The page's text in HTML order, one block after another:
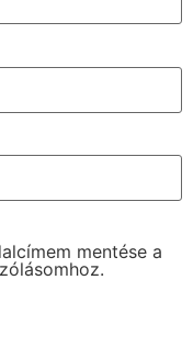
mentése a